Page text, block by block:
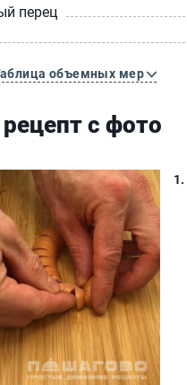
перец
объемных мер
с фото